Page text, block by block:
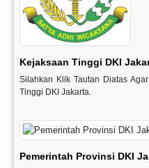
Kejaksaan Tinggi DKI
Silahkan Klik Tautan Diatas
Tinggi DKI Jakarta.
Pemerintah Provinsi DKI